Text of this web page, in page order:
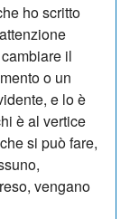
ho scritto
il
o un
e lo è
è al vertice
si può fare,
vengano